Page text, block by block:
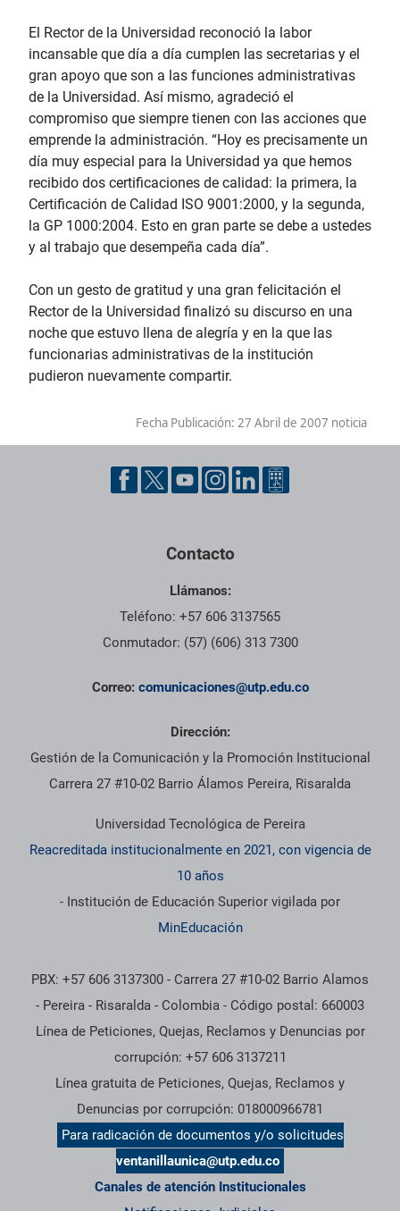
El Rector de la Universidad reconoció la labor
incansable que día a día cumplen las secretarias y el
gran apoyo que son a las funciones administrativas
de la Universidad. Así mismo, agradeció el
compromiso que siempre tienen con las acciones que
emprende la administración. “Hoy es precisamente un
día muy especial para la Universidad ya que hemos
recibido dos certificaciones de calidad: la primera, la
Certificación de Calidad ISO 9001:2000, y la segunda,
la GP 1000:2004. Esto en gran parte se debe a ustedes
y al trabajo que desempeña cada día”.
Con un gesto de gratitud y una gran felicitación el
Rector de la Universidad finalizó su discurso en una
noche que estuvo llena de alegría y en la que las
funcionarias administrativas de la institución
pudieron nuevamente compartir.
Fecha Publicación: 27 Abril de 2007 noticia
Contacto
Llámanos:
Teléfono: +57 606 3137565
Conmutador: (57) (606) 313 7300
Correo: comunicaciones@utp.edu.co
Dirección:
Gestión de la Comunicación y la Promoción Institucional
Carrera 27 #10-02 Barrio Álamos Pereira, Risaralda
Universidad Tecnológica de Pereira
Reacreditada institucionalmente en 2021, con vigencia de
10 años
- Institución de Educación Superior vigilada por
MinEducación
PBX: +57 606 3137300 - Carrera 27 #10-02 Barrio Alamos
- Pereira - Risaralda - Colombia - Código postal: 660003
Línea de Peticiones, Quejas, Reclamos y Denuncias por
corrupción: +57 606 3137211
Línea gratuita de Peticiones, Quejas, Reclamos y
Denuncias por corrupción: 018000966781
Para radicación de documentos y/o solicitudes
ventanillaunica@utp.edu.co
Canales de atención Institucionales